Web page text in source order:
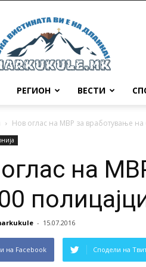
РЕГИОН ВЕСТИ
Нов оглас на МВР за вработување на
на
- 15.07.2016
на Facebook Сподели на